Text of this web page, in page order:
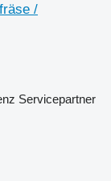
/
Servicepartner